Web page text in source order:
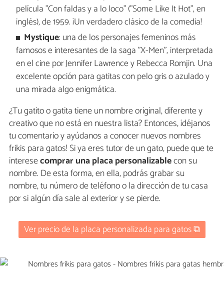
película "Con faldas y a lo loco" ("Some Like It Hot", en
inglés), de 1959. ¡Un verdadero clásico de la comedia!
Mystique: una de los personajes femeninos más
famosos e interesantes de la saga "X-Men", interpretada
en el cine por Jennifer Lawrence y Rebecca Romjin. Una
excelente opción para gatitas con pelo gris o azulado y
una mirada algo enigmática.
¿Tu gatito o gatita tiene un nombre original, diferente y
creativo que no está en nuestra lista? Entonces, ¡déjanos
tu comentario y ayúdanos a conocer nuevos nombres
frikis para gatos! Si ya eres tutor de un gato, puede que te
interesecomprar una placa personalizablecon su
nombre. De esta forma, en ella, podrás grabar su
nombre, tu número de teléfono o la dirección de tu casa
por si algún día sale al exterior y se pierde.
Ver precio de la placa personalizada para gatos ⧉